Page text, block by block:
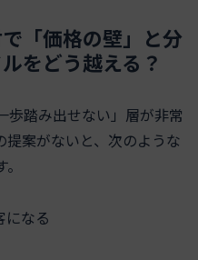
「価格の壁」と分
をどう越える？
歩踏み出せない」層が非常
提案がないと、次のような
になる